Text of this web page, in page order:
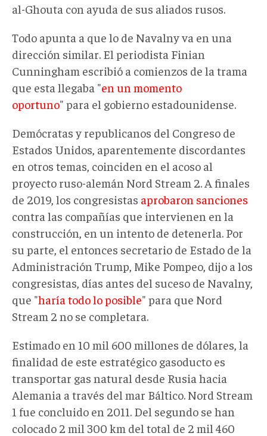
al-Ghouta con ayuda de sus aliados rusos.
Todo apunta a que lo de Navalny va en una
dirección similar. El periodista Finian
Cunningham escribió a comienzos de la trama
que esta llegaba "en un momento
oportuno" para el gobierno estadounidense.
Demócratas y republicanos del Congreso de
Estados Unidos, aparentemente discordantes
en otros temas, coinciden en el acoso al
proyecto ruso-alemán Nord Stream 2. A finales
de 2019, los congresistas aprobaron sanciones
contra las compañías que intervienen en la
construcción, en un intento de detenerla. Por
su parte, el entonces secretario de Estado de la
Administración Trump, Mike Pompeo, dijo a los
congresistas, días antes del suceso de Navalny,
que "haría todo lo posible" para que Nord
Stream 2 no se completara.
Estimado en 10 mil 600 millones de dólares, la
finalidad de este estratégico gasoducto es
transportar gas natural desde Rusia hacia
Alemania a través del mar Báltico. Nord Stream
1 fue concluido en 2011. Del segundo se han
colocado 2 mil 300 km del total de 2 mil 460